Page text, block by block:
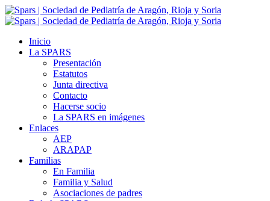
Inicio
La SPARS
Presentación
Estatutos
Junta directiva
Contacto
Hacerse socio
La SPARS en imágenes
Enlaces
AEP
ARAPAP
Familias
En Familia
Familia y Salud
Asociaciones de padres